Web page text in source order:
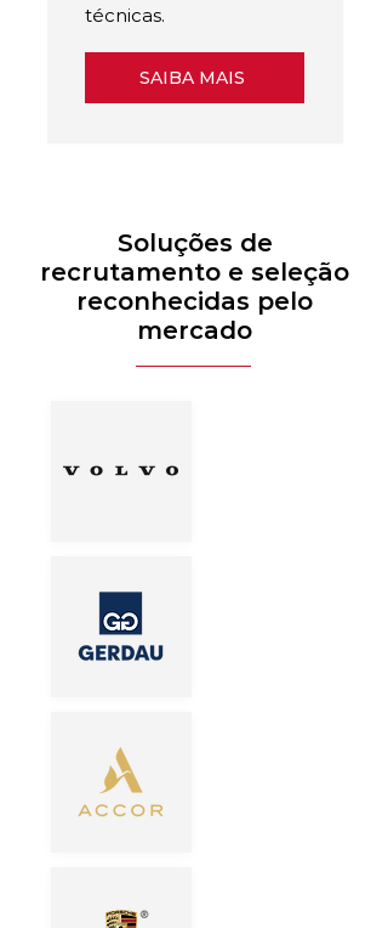
técnicas.
SAIBA MAIS
Soluções de
recrutamento e seleção
reconhecidas pelo
mercado